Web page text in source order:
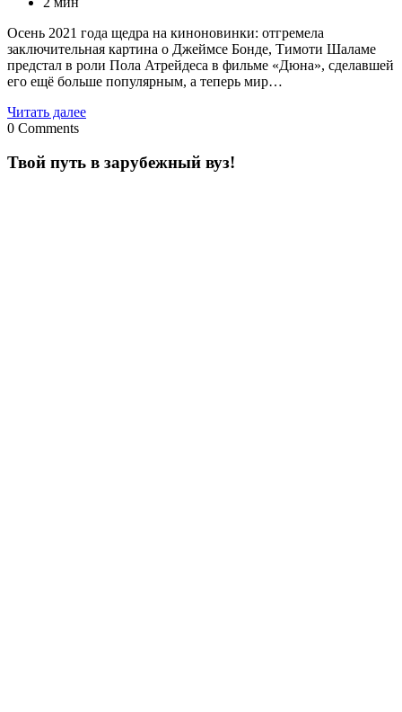
Осень 2021 года щедра на киноновинки: отгремела
заключительная картина о Джеймсе Бонде, Тимоти Шаламе
предстал в роли Пола Атрейдеса в фильме «Дюна», сделавшей
его ещё больше популярным, а теперь мир…
Читать далее
0 Comments
Твой путь в зарубежный вуз!